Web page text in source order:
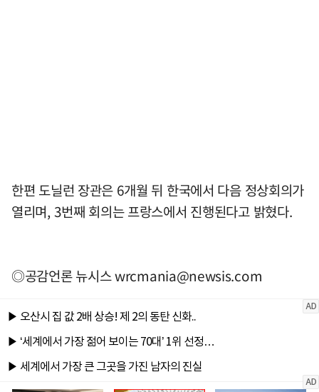
한편 도닐런 장관은 6개월 뒤 한국에서 다음 정상회의가
열리며, 3번째 회의는 프랑스에서 진행된다고 밝혔다.
◎공감언론 뉴시스wrcmania@newsis.com